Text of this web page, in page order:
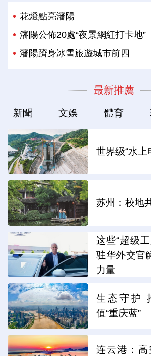
花燈點亮瀋陽
瀋陽公佈20處“夜景網紅打卡地”
瀋陽躋身冰雪旅遊城市前四
最新推薦
新聞 文娛 體育
世界级“水上
苏州：校地
这些“超级
驻华外交官
力量
生态守护
值“重庆蓝”
连云港：